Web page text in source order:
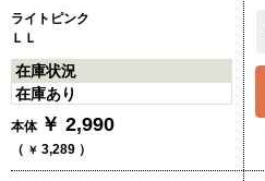
ライトピンク
ＬＬ
在庫状況
在庫あり
本体 ￥ 2,990
（ ￥ 3,289 ）